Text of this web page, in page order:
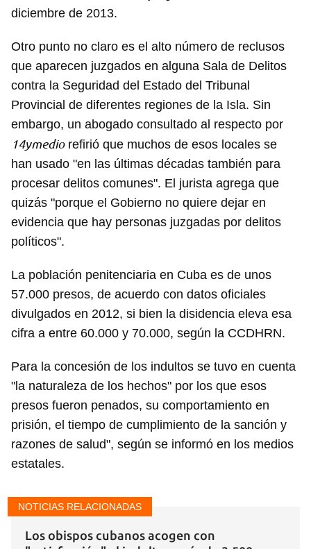
Para poder guardar como favorito, primero has de
iniciar sesión con tu cuenta de 14ymedio.
diciembre de 2013.
Otro punto no claro es el alto número de reclusos
que aparecen juzgados en alguna Sala de Delitos
contra la Seguridad del Estado del Tribunal
Provincial de diferentes regiones de la Isla. Sin
embargo, un abogado consultado al respecto por
14ymediorefirió que muchos de esos locales se
han usado "en las últimas décadas también para
procesar delitos comunes". El jurista agrega que
quizás "porque el Gobierno no quiere dejar en
evidencia que hay personas juzgadas por delitos
políticos".
La población penitenciaria en Cuba es de unos
57.000 presos, de acuerdo con datos oficiales
divulgados en 2012, si bien la disidencia eleva esa
cifra a entre 60.000 y 70.000, según la CCDHRN.
Para la concesión de los indultos se tuvo en cuenta
"la naturaleza de los hechos" por los que esos
presos fueron penados, su comportamiento en
prisión, el tiempo de cumplimiento de la sanción y
razones de salud", según se informó en los medios
estatales.
NOTICIAS RELACIONADAS
Los obispos cubanos acogen con